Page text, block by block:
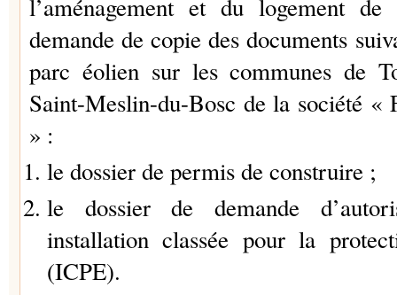
l’aménagement et du logement
demande de copie des documents
parc éolien sur les communes de
Saint-Meslin-du-Bosc de la société «
» :
le dossier de permis de construire ;
le dossier de demande
installation classée pour la
(ICPE).